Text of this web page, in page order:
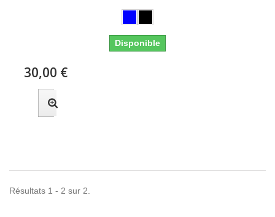
Disponible
30,00 €
Résultats 1 - 2 sur 2.